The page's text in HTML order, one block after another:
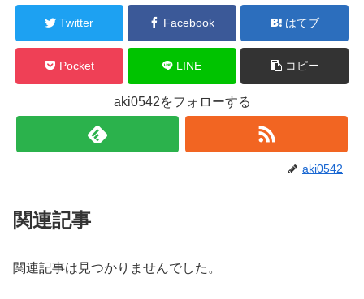
Twitter Facebook はてブ
Pocket LINE コピー
aki0542をフォローする
aki0542
関連記事
関連記事は見つかりませんでした。